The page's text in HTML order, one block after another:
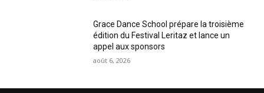
Grace Dance School prépare la troisième
édition du Festival Leritaz et lance un
appel aux sponsors
août 6, 2026